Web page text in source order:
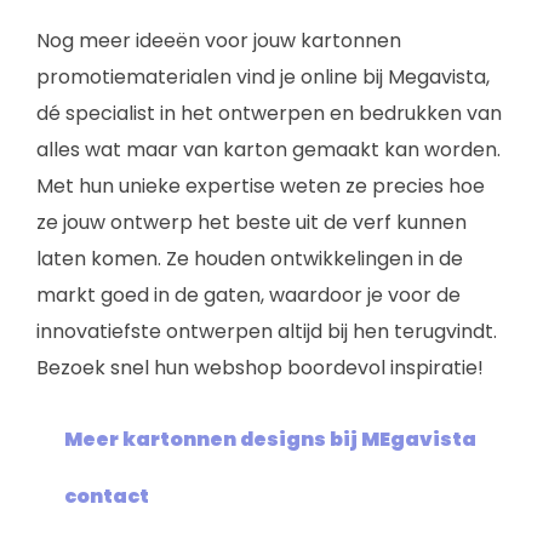
Nog meer ideeën voor jouw kartonnen
promotiematerialen vind je online bij Megavista,
dé specialist in het ontwerpen en bedrukken van
alles wat maar van karton gemaakt kan worden.
Met hun unieke expertise weten ze precies hoe
ze jouw ontwerp het beste uit de verf kunnen
laten komen. Ze houden ontwikkelingen in de
markt goed in de gaten, waardoor je voor de
innovatiefste ontwerpen altijd bij hen terugvindt.
Bezoek snel hun webshop boordevol inspiratie!
Meer kartonnen designs bij MEgavista
contact